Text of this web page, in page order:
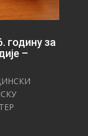
годину за
–